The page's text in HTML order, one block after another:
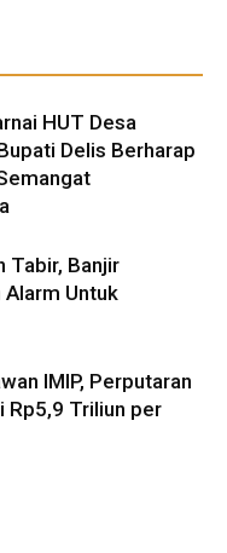
HUT Desa
Delis Berharap
Tabir, Banjir
Untuk
IMIP, Perputaran
Rp5,9 Triliun per